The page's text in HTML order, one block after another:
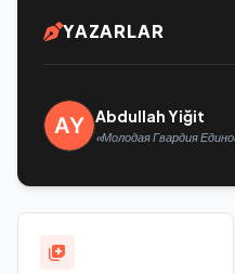
YAZARLAR
Abdullah Yiğit
«Молодая Гвардия